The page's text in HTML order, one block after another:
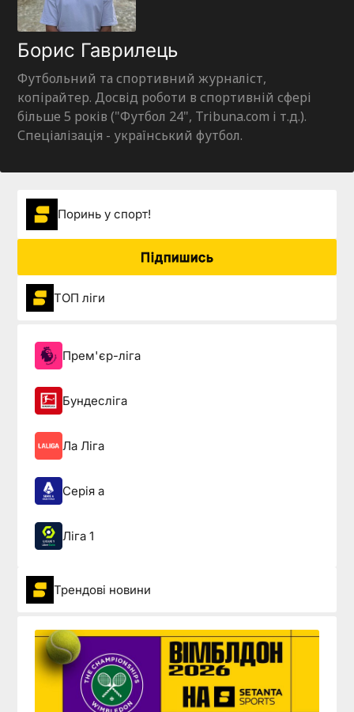
Борис Гаврилець
Футбольний та спортивний журналіст,
копірайтер. Досвід роботи в спортивній сфері
більше 5 років ("Футбол 24", Tribuna.com і т.д.).
Спеціалізація - український футбол.
Поринь у спорт!
Підпишись
ТОП ліги
Прем'єр-ліга
Бундесліга
Ла Ліга
Серія а
Ліга 1
Трендові новини